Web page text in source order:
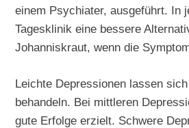
einem Psychiater, ausgeführt. In
Tagesklinik eine bessere
Johanniskraut, wenn die
Leichte Depressionen lassen
behandeln. Bei mittleren
gute Erfolge erzielt. Schwere